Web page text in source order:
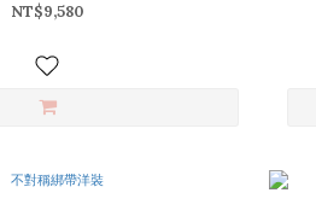
NT$9,580